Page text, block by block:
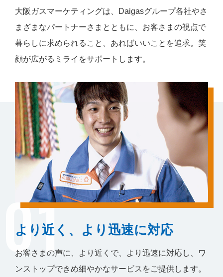
大阪ガスマーケティングは、Daigasグループ各社やさ
まざまなパートナーさまとともに、 お客さまの視点で
暮らしに求められること、あればいいことを追求。笑
顔が広がるミライをサポートします。
01
より近く、より迅速に対応
お客さまの声に、より近くで、より迅速に対応し、ワ
ンストップできめ細やかなサービスをご提供します。